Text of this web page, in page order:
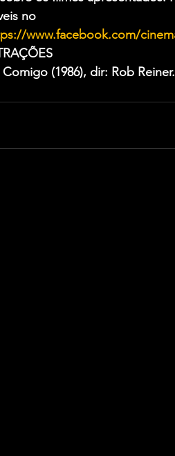
no
www.facebook.com/
(1986), dir: Rob Reiner.